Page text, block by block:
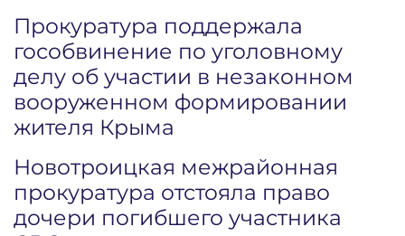
Прокуратура поддержала
гособвинение по уголовному
делу об участии в незаконном
вооруженном формировании
жителя Крыма
Новотроицкая межрайонная
прокуратура отстояла право
дочери погибшего участника